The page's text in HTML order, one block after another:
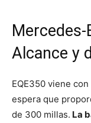
Mercedes-
Alcance y
EQE350 viene
espera que
de 300 millas. La